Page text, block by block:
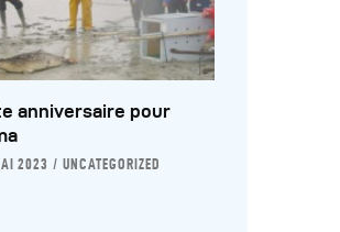
anniversaire pour
2023 UNCATEGORIZED